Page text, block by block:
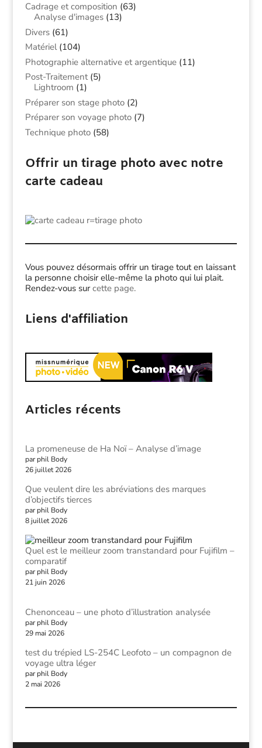
Cadrage et composition (63)
Analyse d'images(13)
Divers(61)
Matériel(104)
Photographie alternative et argentique(11)
Post-Traitement(5)
Lightroom (1)
Préparer son stage photo(2)
Préparer son voyage photo(7)
Technique photo(58)
Offrir un tirage photo avec notre
carte cadeau
Vous pouvez désormais offrir un tirage tout en laissant
la personne choisir elle-même la photo qui lui plait.
Rendez-vous surcette page.
Liens d'affiliation
Articles récents
La promeneuse de Ha Noï – Analyse d’image
par phil Body
26 juillet 2026
Que veulent dire les abréviations des marques
d’objectifs tierces
par phil Body
8 juillet 2026
Quel est le meilleur zoom transtandard pour Fujifilm –
comparatif
par phil Body
21 juin 2026
Chenonceau – une photo d’illustration analysée
par phil Body
29 mai 2026
test du trépied LS-254C Leofoto – un compagnon de
voyage ultra léger
par phil Body
2 mai 2026